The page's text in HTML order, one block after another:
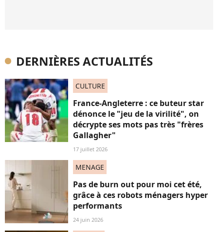
DERNIÈRES ACTUALITÉS
CULTURE
France-Angleterre : ce buteur star
dénonce le "jeu de la virilité", on
décrypte ses mots pas très "frères
Gallagher"
17 juillet 2026
MENAGE
Pas de burn out pour moi cet été,
grâce à ces robots ménagers hyper
performants
24 juin 2026